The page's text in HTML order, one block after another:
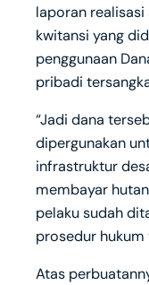
laporan realisasi
kwitansi yang
penggunaan
pribadi
“Jadi dana
dipergunakan
infrastruktur
membayar
pelaku sudah
prosedur hukum
Atas